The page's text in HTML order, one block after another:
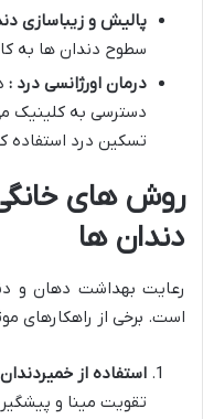
پالیش و زیباسازی
سطوح دندان ها به
درمان اورژانسی درد :
دسترسی به کلینیک
تسکین درد استفاده
روش های
دندان ها
رعایت بهداشت دهان و
است. برخی از راهکارهای
استفاده از خمیردندان
تقویت مینا و